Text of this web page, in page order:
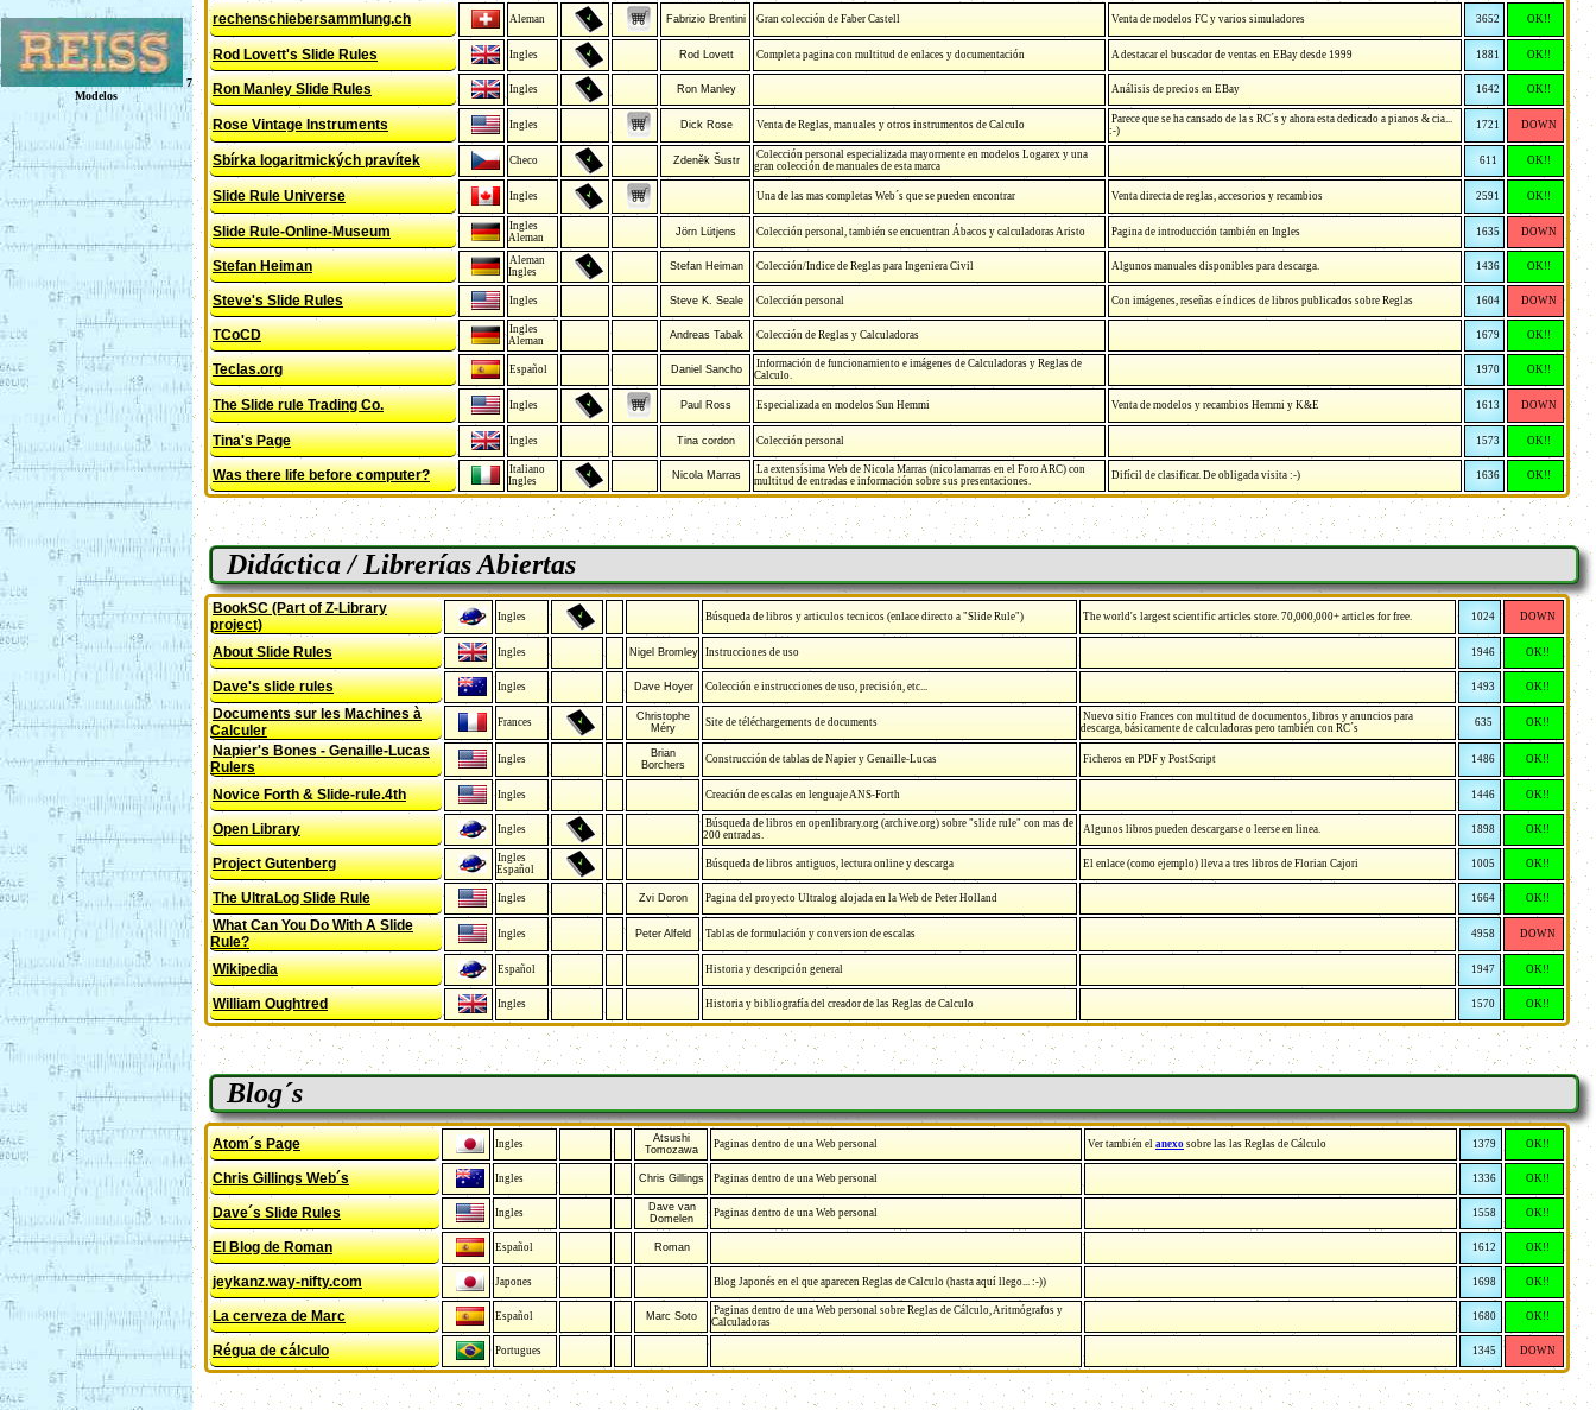
rechenschiebersammlung.ch Aleman Fabrizio Brentini Gran colección de Faber Castell Venta de modelos FC y varios simuladores 3652 OK!!
Rod Lovett's Slide Rules Ingles Rod Lovett Completa pagina con multitud de enlaces y documentación A destacar el buscador de ventas en EBay desde 1999 1881 OK!!
Ron Manley Slide Rules Ingles Ron Manley Análisis de precios en EBay 1642 OK!!
Rose Vintage Instruments Ingles Dick Rose Venta de Reglas, manuales y otros instrumentos de Calculo
Parece que se ha cansado de la s RC´s y ahora esta dedicado a pianos & cia...
:-)
1721 DOWN
Sbírka logaritmických pravítek Checo Zdeněk Šustr
Colección personal especializada mayormente en modelos Logarex y una
gran colección de manuales de esta marca
611 OK!!
Slide Rule Universe Ingles Una de las mas completas Web´s que se pueden encontrar Venta directa de reglas, accesorios y recambios 2591 OK!!
Slide Rule-Online-Museum
Ingles
Aleman
Jörn Lütjens Colección personal, también se encuentran Ábacos y calculadoras Aristo Pagina de introducción también en Ingles 1635 DOWN
Stefan Heiman
Aleman
Ingles
Stefan Heiman Colección/Indice de Reglas para Ingeniera Civil Algunos manuales disponibles para descarga. 1436 OK!!
Steve's Slide Rules Ingles Steve K. Seale Colección personal Con imágenes, reseñas e índices de libros publicados sobre Reglas 1604 DOWN
TCoCD
Ingles
Aleman
Andreas Tabak Colección de Reglas y Calculadoras 1679 OK!!
Teclas.org Español Daniel Sancho
Información de funcionamiento e imágenes de Calculadoras y Reglas de
Calculo.
1970 OK!!
The Slide rule Trading Co. Ingles Paul Ross Especializada en modelos Sun Hemmi Venta de modelos y recambios Hemmi y K&E 1613 DOWN
Tina's Page Ingles Tina cordon Colección personal 1573 OK!!
Was there life before computer?
Italiano
Ingles
Nicola Marras
La extensísima Web de Nicola Marras (nicolamarras en el Foro ARC) con
multitud de entradas e información sobre sus presentaciones.
Difícil de clasificar. De obligada visita :-) 1636 OK!!
Didáctica / Librerías Abiertas
BookSC (Part of Z-Library
project)
Ingles Búsqueda de libros y articulos tecnicos (enlace directo a "Slide Rule") The world's largest scientific articles store. 70,000,000+ articles for free. 1024 DOWN
About Slide Rules Ingles Nigel Bromley Instrucciones de uso 1946 OK!!
Dave's slide rules Ingles Dave Hoyer Colección e instrucciones de uso, precisión, etc... 1493 OK!!
Documents sur les Machines à
Calculer
Frances
Christophe
Méry
Site de téléchargements de documents
Nuevo sitio Frances con multitud de documentos, libros y anuncios para
descarga, básicamente de calculadoras pero también con RC´s
635 OK!!
Napier's Bones - Genaille-Lucas
Rulers
Ingles
Brian
Borchers
Construcción de tablas de Napier y Genaille-Lucas Ficheros en PDF y PostScript 1486 OK!!
Novice Forth & Slide-rule.4th Ingles Creación de escalas en lenguaje ANS-Forth 1446 OK!!
Open Library Ingles
Búsqueda de libros en openlibrary.org (archive.org) sobre "slide rule" con mas de
200 entradas.
Algunos libros pueden descargarse o leerse en linea. 1898 OK!!
Project Gutenberg
Ingles
Español
Búsqueda de libros antiguos, lectura online y descarga El enlace (como ejemplo) lleva a tres libros de Florian Cajori 1005 OK!!
The UltraLog Slide Rule Ingles Zvi Doron Pagina del proyecto Ultralog alojada en la Web de Peter Holland 1664 OK!!
What Can You Do With A Slide
Rule?
Ingles Peter Alfeld Tablas de formulación y conversion de escalas 4958 DOWN
Wikipedia Español Historia y descripción general 1947 OK!!
William Oughtred Ingles Historia y bibliografía del creador de las Reglas de Calculo 1570 OK!!
Blog´s
Atom´s Page Ingles
Atsushi
Tomozawa
Paginas dentro de una Web personal Ver también el anexo sobre las las Reglas de Cálculo 1379 OK!!
Chris Gillings Web´s Ingles Chris Gillings Paginas dentro de una Web personal 1336 OK!!
Dave´s Slide Rules Ingles
Dave van
Domelen
Paginas dentro de una Web personal 1558 OK!!
El Blog de Roman Español Roman 1612 OK!!
jeykanz.way-nifty.com Japones Blog Japonés en el que aparecen Reglas de Calculo (hasta aquí llego... :-)) 1698 OK!!
La cerveza de Marc Español Marc Soto
Paginas dentro de una Web personal sobre Reglas de Cálculo, Aritmógrafos y
Calculadoras
1680 OK!!
Régua de cálculo Portugues 1345 DOWN